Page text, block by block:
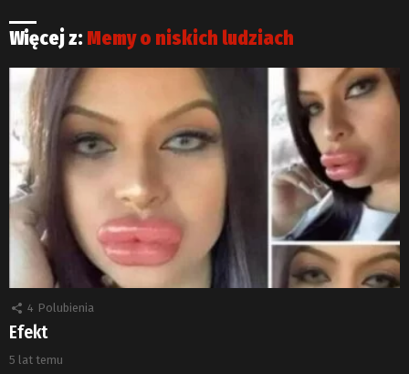
Więcej z: Memy o niskich ludziach
4 Polubienia
Efekt
5 lat temu